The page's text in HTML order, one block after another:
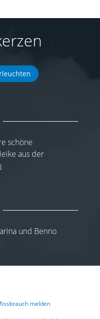
schöne
aus der
und Benno
melden